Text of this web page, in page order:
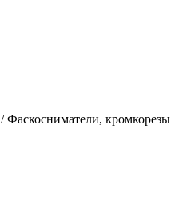
/ Фаскосниматели, кромкорезы